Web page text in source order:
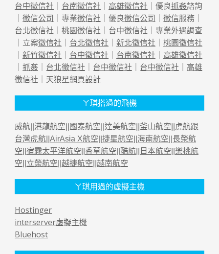
台中徵信社
台南徵信社 高雄徵信社 ｜優良抓姦諮詢
徵信公司 ｜專業徵信社 ｜優良徵信公司 徵信服務｜
台北徵信社
桃園徵信社 台中徵信社 ｜專業外遇調查
｜立案徵信社 台北徵信社 新北徵信社
桃園徵信社
新竹徵信社 台中徵信社 台南徵信社
高雄徵信社
抓姦 台北徵信社 台中徵信社 台中徵信社
高雄
徵信社 ｜天狼星網頁設計
ㄚ琪搭過的飛機
威航|| 港龍航空 國泰航空 達美航空 釜山航空
虎航跟
台灣虎航 AirAsia X航空 捷星航空 海南航空 長榮航
空 宿霧太平洋航空 香草航空 酷航 日本航空 樂桃航
空 立榮航空 越捷航空 越南航空
ㄚ琪用過的虛擬主機
Hostinger
interserver虛擬主機
Bluehost